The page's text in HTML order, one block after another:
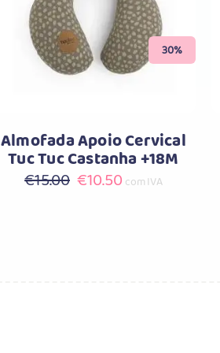
30%
Comprar
Almofada Apoio Cervical
Tuc Tuc Castanha +18M
€15.00 O
€10.50Ocom IVA